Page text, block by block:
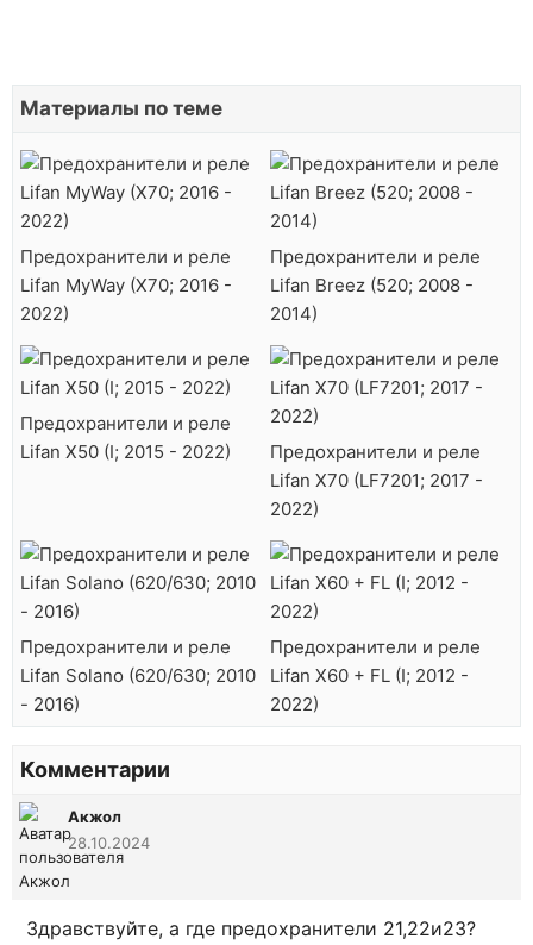
Материалы по теме
Предохранители и реле
Lifan MyWay (X70; 2016 -
2022)
Предохранители и реле
Lifan Breez (520; 2008 -
2014)
Предохранители и реле
Lifan X50 (I; 2015 - 2022)
Предохранители и реле
Lifan X70 (LF7201; 2017 -
2022)
Предохранители и реле
Lifan Solano (620/630; 2010
- 2016)
Предохранители и реле
Lifan X60 + FL (I; 2012 -
2022)
Комментарии
Акжол
28.10.2024
Здравствуйте, а где предохранители 21,22и23?